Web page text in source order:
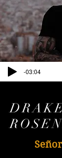
-03:04